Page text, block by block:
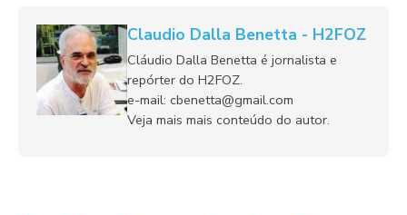
Claudio Dalla Benetta - H2FOZ
Cláudio Dalla Benetta é jornalista e
repórter do H2FOZ.
e-mail: cbenetta@gmail.com
Veja mais mais conteúdo do autor.